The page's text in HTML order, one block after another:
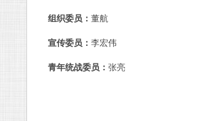
组织委员： 董航
宣传委员： 李宏伟
青年统战委员： 张亮